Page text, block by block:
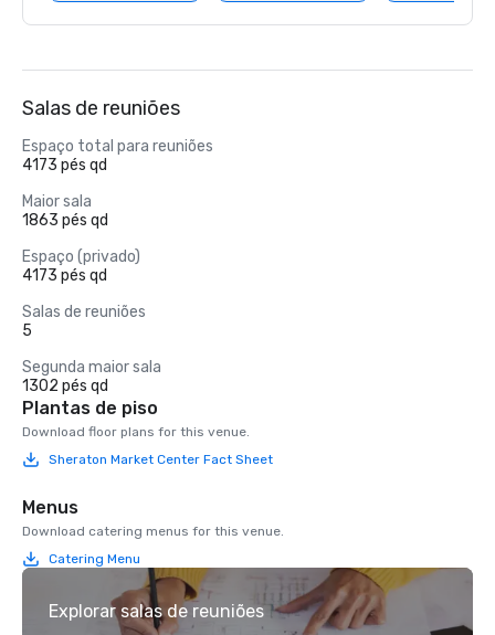
Salas de reuniões
Espaço total para reuniões
4173 pés qd
Maior sala
1863 pés qd
Espaço (privado)
4173 pés qd
Salas de reuniões
5
Segunda maior sala
1302 pés qd
Plantas de piso
Download floor plans for this venue.
Sheraton Market Center Fact Sheet
Menus
Download catering menus for this venue.
Catering Menu
Explorar salas de reuniões